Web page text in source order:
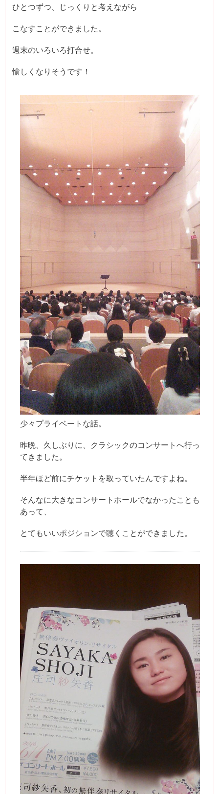
ひとつずつ、じっくりと考えながら
こなすことができました。
週末のいろいろ打合せ。
愉しくなりそうです！
少々プライベートな話。
昨晩、久しぶりに、クラシックのコンサートへ行っ
てきました。
半年ほど前にチケットを取っていたんですよね。
そんなに大きなコンサートホールでなかったことも
あって、
とてもいいポジションで聴くことができました。